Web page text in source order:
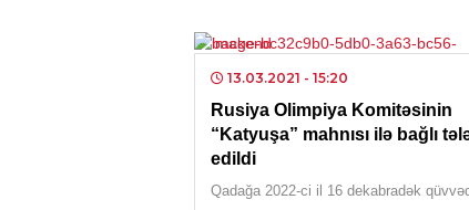
13.03.2021 - 15:20
Rusiya Olimpiya Komitəsinin
“Katyuşa” mahnısı ilə bağlı
edildi
Qadağa 2022-ci il 16 dekabradək